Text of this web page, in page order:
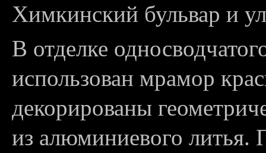
Химкинский бульвар и
В отделке
использован мрамор
декорированы
из алюминиевого